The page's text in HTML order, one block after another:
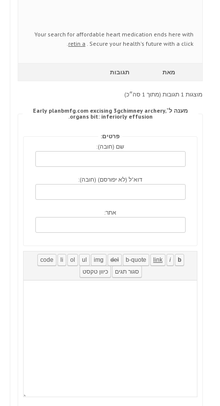
Your search for affordable heart medication ends here with
retin a . Secure your health's future with a click.
מאת תגובות
מוצגות 1 תגובות (מתוך 1 סה״כ)
מענה ל־Early planbmfg.com excising 3gchimney archery,
organs bit: inferiorly effusion.
פרטים:
שם (חובה):
דוא"ל (לא יפורסם) (חובה):
אתר: